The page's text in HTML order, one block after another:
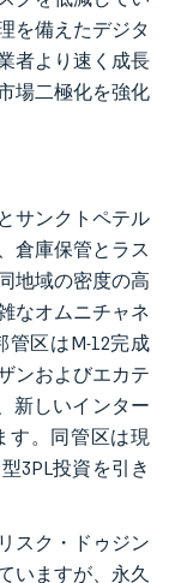
を備えたデジタ
者より速く成長
場二極化を強化
サンクトペテル
倉庫保管とラス
地域の密度の高
なオムニチャネ
区はM-12完成
ンおよびエカテ
新しいインター
す。同管区は現
3PL投資を引き
スク・ドゥジン
いますが、永久